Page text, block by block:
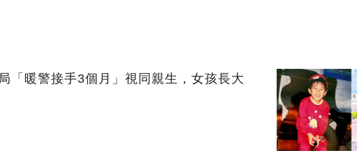
「暖警接手3個月」視同親生，女孩長大